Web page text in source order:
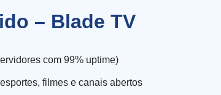
– Blade TV
com 99% uptime)
filmes e canais abertos